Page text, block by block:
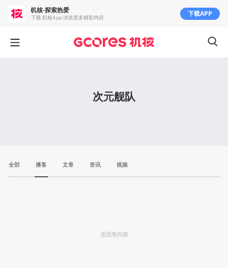
次元舰队
全部 播客 文章 资讯 视频
还没有内容
机核-探索热爱
下载 机核App 浏览更多精彩内容 下载APP